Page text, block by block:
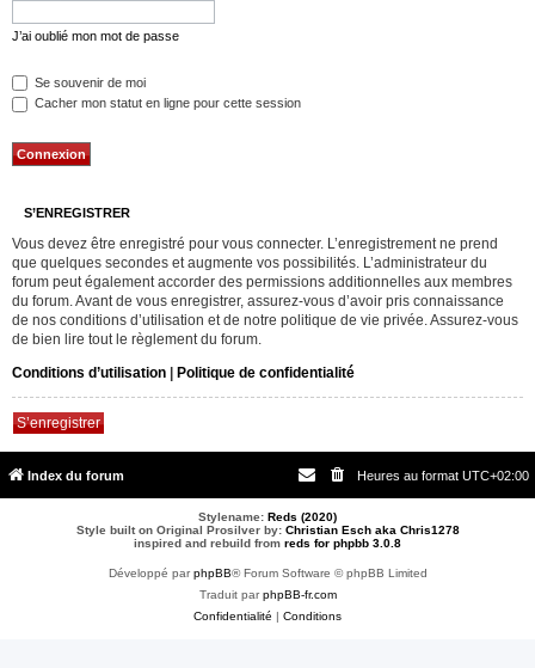
J’ai oublié mon mot de passe
Se souvenir de moi
Cacher mon statut en ligne pour cette session
S’ENREGISTRER
Vous devez être enregistré pour vous connecter. L’enregistrement ne prend
que quelques secondes et augmente vos possibilités. L’administrateur du
forum peut également accorder des permissions additionnelles aux membres
du forum. Avant de vous enregistrer, assurez-vous d’avoir pris connaissance
de nos conditions d’utilisation et de notre politique de vie privée. Assurez-vous
de bien lire tout le règlement du forum.
Conditions d’utilisation
Politique de confidentialité
S’enregistrer
Index du forum Heures au format UTC+02:00
Stylename: Reds (2020)
Style built on Original Prosilver by: Christian Esch aka Chris1278
inspired and rebuild from reds for phpbb 3.0.8
Développé parphpBB® Forum Software © phpBB Limited
Traduit parphpBB-fr.com
Confidentialité
Conditions